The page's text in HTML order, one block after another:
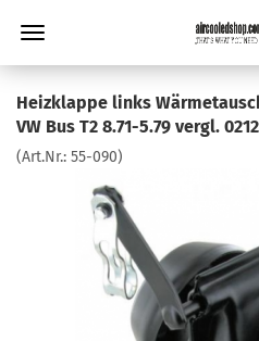
Heizklappe links
VW Bus T2 8.71-5.79 vergl.
(Art.Nr.: 55-090)